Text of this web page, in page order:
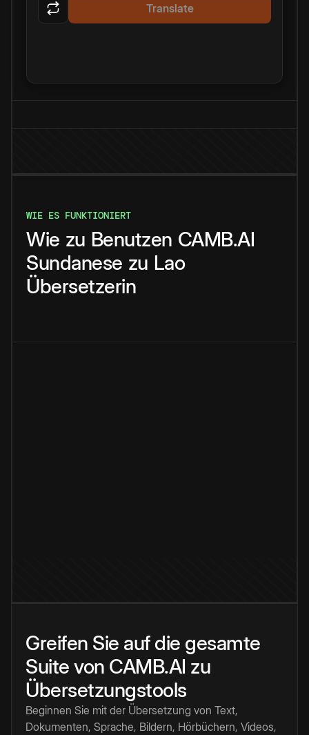
Translate
WIE ES FUNKTIONIERT
Wie zu Benutzen CAMB.AI
Sundanese zu Lao
Übersetzerin
Greifen Sie auf die gesamte
Suite von CAMB.AI zu
Übersetzungstools
Beginnen Sie mit der Übersetzung von Text,
Dokumenten, Sprache, Bildern, Hörbüchern, Videos,